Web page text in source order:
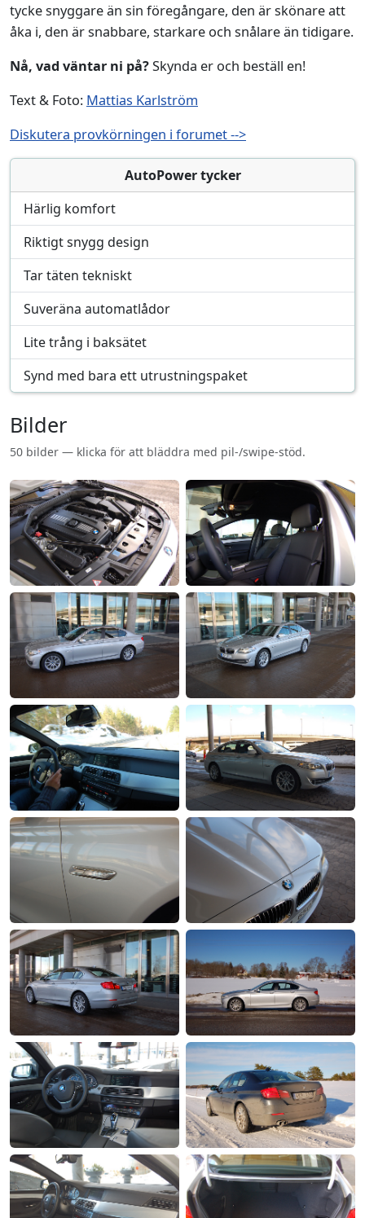
tycke snyggare än sin föregångare, den är skönare att
åka i, den är snabbare, starkare och snålare än tidigare.
Nå, vad väntar ni på?Skynda er och beställ en!
Text & Foto: Mattias Karlström
Diskutera provkörningen i forumet -->
AutoPower tycker
Härlig komfort
Riktigt snygg design
Tar täten tekniskt
Suveräna automatlådor
Lite trång i baksätet
Synd med bara ett utrustningspaket
Bilder
50 bilder — klicka för att bläddra med pil-/swipe-stöd.